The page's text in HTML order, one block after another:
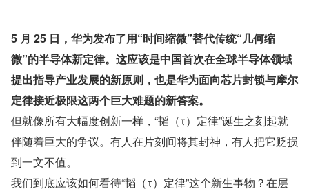
5 月 25 日，华为发布了用“时间缩微”替代传统“几何缩
微”的半导体新定律。这应该是中国首次在全球半导体领域
提出指导产业发展的新原则，也是华为面向芯片封锁与摩尔
定律接近极限这两个巨大难题的新答案。
但就像所有大幅度创新一样，“韬（τ）定律”诞生之刻起就
伴随着巨大的争议。有人在片刻间将其封神，有人把它贬损
到一文不值。
我们到底应该如何看待“韬（τ）定律”这个新生事物？在层